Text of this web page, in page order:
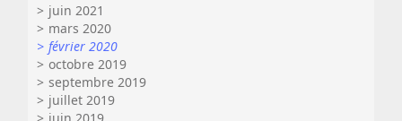
juin 2021
mars 2020
février 2020
octobre 2019
septembre 2019
juillet 2019